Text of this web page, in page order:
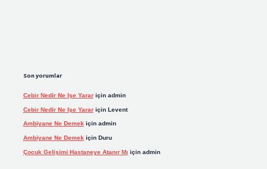
Son yorumlar
Cebir Nedir Ne Işe Yarariçin admin
Cebir Nedir Ne Işe Yarariçin Levent
Ambiyane Ne Demekiçin admin
Ambiyane Ne Demek için Duru
Çocuk Gelişimi Hastaneye Atanır Mı için admin